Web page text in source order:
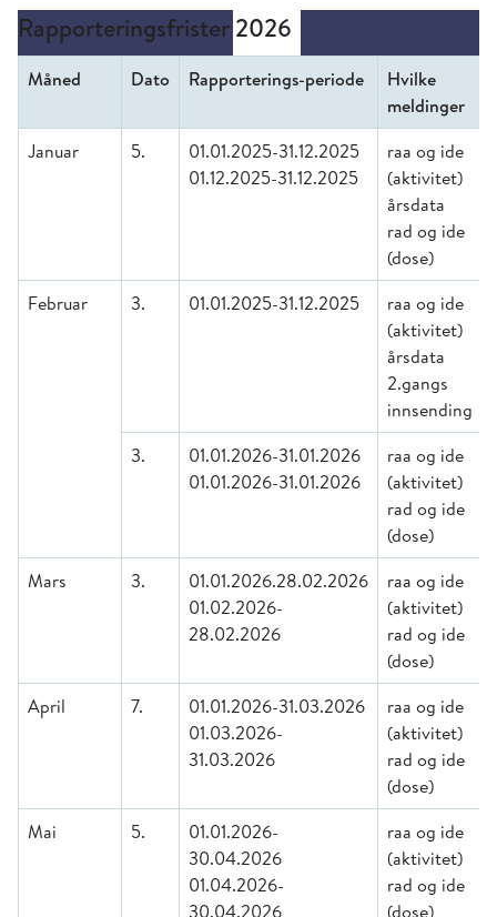
Rapporteringsfrister 2026
Måned Dato Rapporterings-periode
Hvilke
meldinger
Januar
5.
01.01.2025-31.12.2025
01.12.2025-31.12.2025
raa og ide
(aktivitet)
årsdata
rad og ide
(dose)
Februar
3. 01.01.2025-31.12.2025
raa og ide
(aktivitet)
årsdata
2.gangs
innsending
3.
01.01.2026-31.01.2026
01.01.2026-31.01.2026
raa og ide
(aktivitet)
rad og ide
(dose)
Mars
3.
01.01.2026.28.02.2026
01.02.2026-
28.02.2026
raa og ide
(aktivitet)
rad og ide
(dose)
April
7.
01.01.2026-31.03.2026
01.03.2026-
31.03.2026
raa og ide
(aktivitet)
rad og ide
(dose)
Mai
5.
01.01.2026-
30.04.2026
01.04.2026-
30.04.2026
raa og ide
(aktivitet)
rad og ide
(dose)